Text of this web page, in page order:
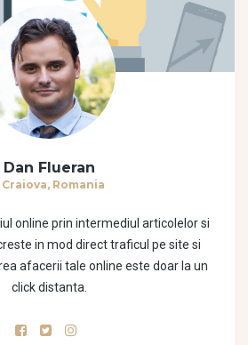
Dan Flueran
Craiova, Romania
online prin intermediul articolelor si
in mod direct traficul pe site si
afacerii tale online este doar la un
click distanta.